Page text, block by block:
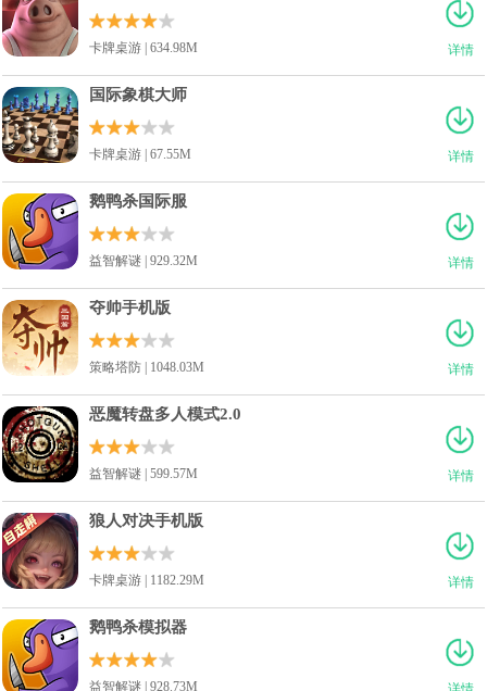
详情
卡牌桌游 | 634.98M
详情
国际象棋大师
卡牌桌游 | 67.55M
详情
鹅鸭杀国际服
益智解谜 | 929.32M
详情
夺帅手机版
策略塔防 | 1048.03M
详情
恶魔转盘多人模式2.0
益智解谜 | 599.57M
详情
狼人对决手机版
卡牌桌游 | 1182.29M
鹅鸭杀模拟器
益智解谜 | 928.73M